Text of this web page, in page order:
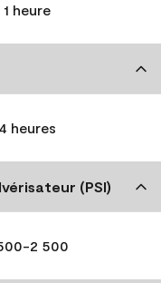
1 heure
4 heures
(PSI)
2 500